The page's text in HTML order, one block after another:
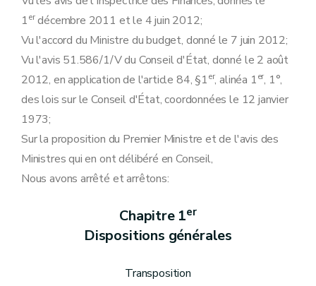
Section 5
Modifications au marché
Art. 37
Art. 38
Section 6 Contrôle et surveillance du marché
Art. 39
Art. 40
Art. 41
Section 7 Moyens d'action du pouvoir adjudicateur
Art. 44
Art. 45
Art. 46
Art. 50
Art. 51
1erdécembre 2011 et le 4 juin 2012;
Vu l'accord du Ministre du budget, donné le 7 juin 2012;
Vu l'avis 51.586/1/V du Conseil d'État, donné le 2 août
2012, en application de l'article 84, §1er, alinéa 1er, 1°,
des lois sur le Conseil d'État, coordonnées le 12 janvier
1973;
Sur la proposition du Premier Ministre et de l'avis des
Ministres qui en ont délibéré en Conseil,
Nous avons arrêté et arrêtons:
Chapitre 1er
Dispositions générales
Transposition